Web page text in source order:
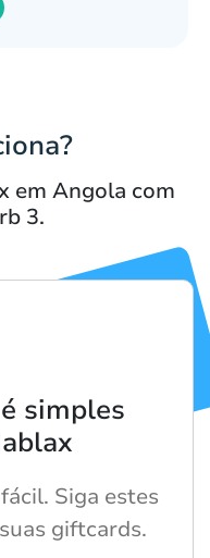
em Angola com
3.
simples
Siga estes
giftcards.